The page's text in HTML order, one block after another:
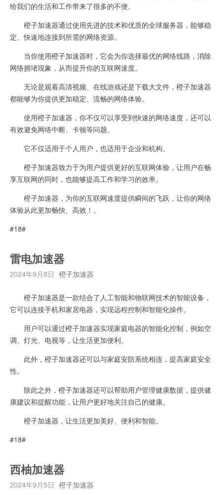
给我们的生活和工作带来了很多的不便。
橙子加速器通过使用先进的技术和优质的全球服务器，能够稳
定、快速地连接到所需的网络资源。
当你使用橙子加速器时，它会为你选择最优的网络线路，消除
网络拥堵现象，从而提升你的互联网速度。
无论是观看高清视频、在线游戏还是下载大文件，橙子加速器
都能够为你提供更加稳定、流畅的网络体验。
使用橙子加速器，你不仅可以享受到快速的网络速度，还可以
有效避免网络中断、卡顿等问题。
它不仅适用于个人用户，也适用于企业和机构。
橙子加速器致力于为用户提供更好的互联网体验，让用户在畅
享互联网的同时，也能够提高工作和学习的效率。
橙子加速器，为你的互联网速度提供瞬间的飞跃，让你的网络
体验从此更加畅快、高效！。
#18#
雷电加速器
2024年9月8日 橙子加速器
橙子加速器是一款结合了人工智能和物联网技术的智能设备，
它可以连接手机和家居电器，实现远程控制和智能化操作。
用户可以通过橙子加速器实现家庭电器的智能化控制，例如空
调、灯光、电视等，让生活更加便利。
此外，橙子加速器还可以与家庭安防系统相连，提高家庭安全
性。
除此之外，橙子加速器还可以帮助用户管理健康数据，提供健
康建议和提醒功能，让用户更好地关注自己的健康。
橙子加速器，让生活更加美好、便利和智能。
#18#
西柚加速器
2024年9月5日 橙子加速器